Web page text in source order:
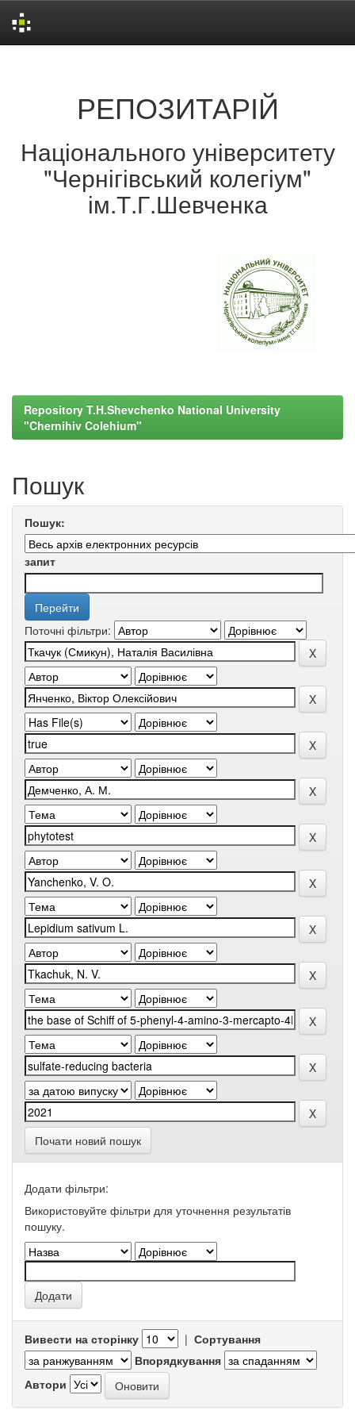
РЕПОЗИТАРІЙ
Національного університету
"Чернігівський колегіум"
ім.Т.Г.Шевченка
Repository T.H.Shevchenko National University
"Chernihiv Colehium"
Пошук
Пошук:
запит
Поточні фільтри:
Почати новий пошук
Додати фільтри:
Використовуйте фільтри для уточнення результатів
пошуку.
Вивести на сторінку | Сортування
Впорядкування
Автори